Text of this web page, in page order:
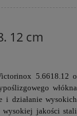
12 cm
5.6618.12 o
włókna
i działanie wysokich
wysokiej jakości stali